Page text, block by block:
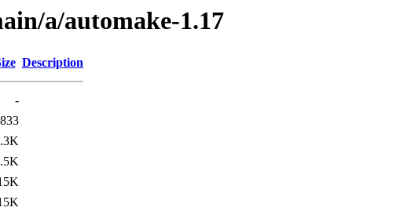
a/automake-1.17
Description
-
833